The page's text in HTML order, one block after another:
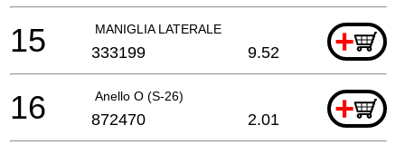
MANIGLIA LATERALE +
15 333199 9.52
Anello O (S-26) +
16 872470 2.01